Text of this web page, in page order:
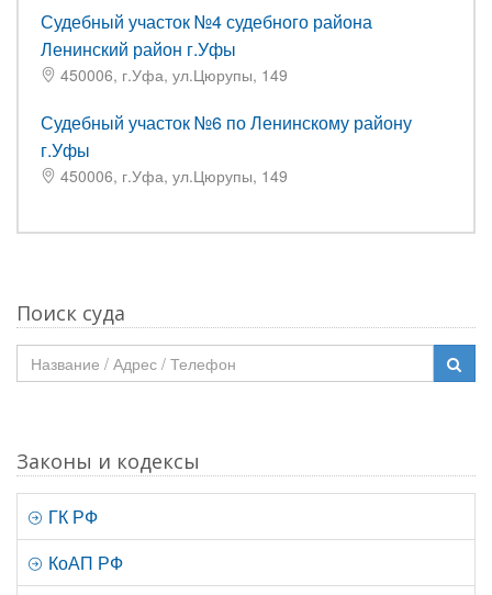
Судебный участок №4 судебного района
Ленинский район г.Уфы
450006, г.Уфа, ул.Цюрупы, 149
Судебный участок №6 по Ленинскому району
г.Уфы
450006, г.Уфа, ул.Цюрупы, 149
Поиск суда
Законы и кодексы
ГК РФ
КоАП РФ